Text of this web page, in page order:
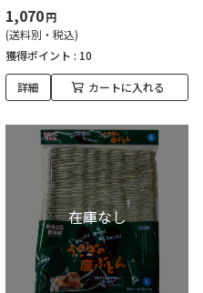
1,070円
(送料別・税込)
獲得ポイント : 10
詳細 カートに入れる